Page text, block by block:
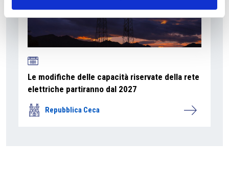
Le modifiche delle capacità riservate della rete
elettriche partiranno dal 2027
Repubblica Ceca